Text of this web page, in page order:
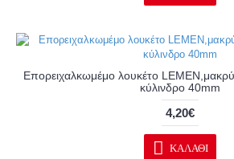
Επορειχαλκωμέμο λουκέτο
κύλινδρο 40mm
4,20€
ΚΑΛΆΘΙ